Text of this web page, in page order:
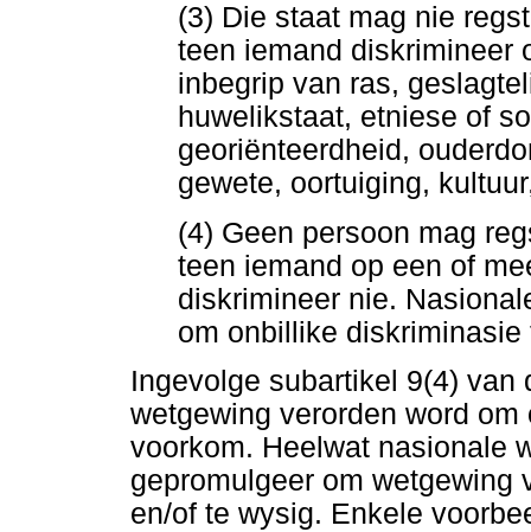
(3) Die staat mag nie
teen iemand diskrimineer
inbegrip van ras,
huwelikstaat, etniese of
georiënteerdheid,
gewete, oortuiging,
(4) Geen persoon mag
teen iemand op een of
diskrimineer nie.
om onbillike
Ingevolge subartikel 9(4)
wetgewing verorden word
voorkom. Heelwat nasionale
gepromulgeer om wetgewing
en/of te wysig. Enkele